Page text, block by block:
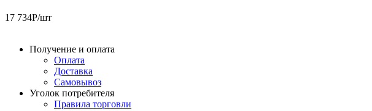
17 734Р/шт
Получение и оплата
Оплата
Доставка
Самовывоз
Уголок потребителя
Правила торговли